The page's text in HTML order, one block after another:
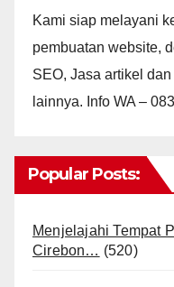
Kami siap melayani
pembuatan website,
SEO, Jasa artikel
lainnya. Info WA –
Popular Posts:
Menjelajahi Tempat
Cirebon… (520)